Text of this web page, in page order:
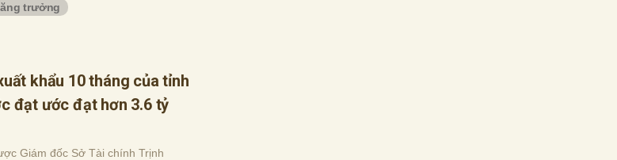
trưởng
khẩu 10 tháng của tỉnh
đạt ước đạt hơn 3.6 tỷ
Giám đốc Sở Tài chính Trịnh